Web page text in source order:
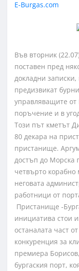
Във вторник
поставен пред
докладни
предизвикат
управляващите от
поръчение и в
Този път кметът
80 декара на
пристанище.
достъп до Морска
четвърто корабно
неговата
работници от
Пристанище -
инициатива стои
останалата част
конкуренция за
премиера
бургаския порт,